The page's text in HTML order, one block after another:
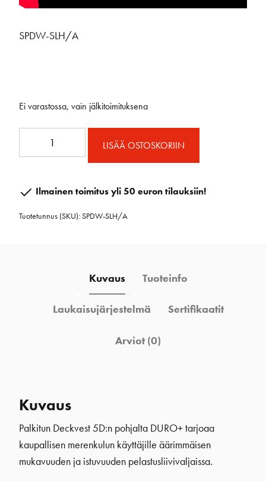
SPDW-SLH/A
Ei varastossa, vain jälkitoimituksena
musta
LISÄÄ OSTOSKORIIN
Ilmainen toimitus yli 50 euron tilauksiin!
Tuotetunnus (SKU):SPDW-SLH/A
Kuvaus Tuoteinfo
Laukaisujärjestelmä Sertifikaatit
Arviot (0)
Kuvaus
Palkitun Deckvest 5D:n pohjalta DURO+ tarjoaa
kaupallisen merenkulun käyttäjille äärimmäisen
mukavuuden ja istuvuuden pelastusliivivaljaissa.